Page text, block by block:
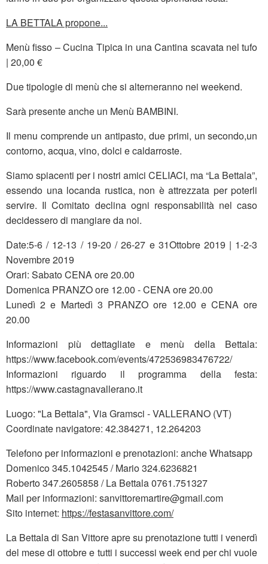
LA BETTALA propone...
Menù fisso – Cucina Tipica in una Cantina scavata nel tufo
| 20,00 €
Due tipologie di menù che si alterneranno nei weekend.
Sarà presente anche un Menù BAMBINI.
Il menu comprende un antipasto, due primi, un secondo,un
contorno, acqua, vino, dolci e caldarroste.
Siamo spiacenti per i nostri amici CELIACI, ma “La Bettala”,
essendo una locanda rustica, non è attrezzata per poterli
servire. Il Comitato declina ogni responsabilità nel caso
decidessero di mangiare da noi.
Date:5-6 / 12-13 / 19-20 / 26-27 e 31Ottobre 2019 | 1-2-3
Novembre 2019
Orari: Sabato CENA ore 20.00
Domenica PRANZO ore 12.00 - CENA ore 20.00
Lunedì 2 e Martedì 3 PRANZO ore 12.00 e CENA ore
20.00
Informazioni più dettagliate e menù della Bettala:
https://www.facebook.com/events/472536983476722/
Informazioni riguardo il programma della festa:
https://www.castagnavallerano.it
Luogo: "La Bettala", Via Gramsci - VALLERANO (VT)
Coordinate navigatore: 42.384271, 12.264203
Telefono per informazioni e prenotazioni: anche Whatsapp
Domenico 345.1042545 / Mario 324.6236821
Roberto 347.2605858 / La Bettala 0761.751327
Mail per informazioni: sanvittoremartire@gmail.com
Sito internet: https://festasanvittore.com/
La Bettala di San Vittore apre su prenotazione tutti i venerdì
del mese di ottobre e tutti i successi week end per chi vuole